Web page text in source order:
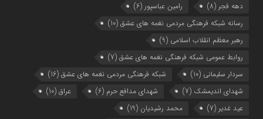
دهه فجر (8) رامین عباسپور (6)
رسانه شبکه فرهنگی مردمی نغمه های عشق (10)
رهبر معظم انقلاب اسلامی (9)
روابط عمومی شبکه فرهنگی نغمه های عشق (7)
سردار سلیمانی (10) شبکه فرهنگی مردمی نغمه های عشق (16)
شهدای اندیمشک (7) شهدای مدافع حرم (6) عراق (10)
عید غدیر (7) محمد رشیدیان (19)